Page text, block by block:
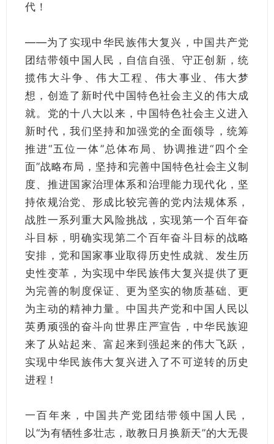
代！
——为了实现中华民族伟大复兴，中国共产党
团结带领中国人民，自信自强、守正创新，统
揽伟大斗争、伟大工程、伟大事业、伟大梦
想，创造了新时代中国特色社会主义的伟大成
就。党的十八大以来，中国特色社会主义进入
新时代，我们坚持和加强党的全面领导，统筹
推进“五位一体”总体布局、协调推进“四个全
面”战略布局，坚持和完善中国特色社会主义制
度、推进国家治理体系和治理能力现代化，坚
持依规治党、形成比较完善的党内法规体系，
战胜一系列重大风险挑战，实现第一个百年奋
斗目标，明确实现第二个百年奋斗目标的战略
安排，党和国家事业取得历史性成就、发生历
史性变革，为实现中华民族伟大复兴提供了更
为完善的制度保证、更为坚实的物质基础、更
为主动的精神力量。中国共产党和中国人民以
英勇顽强的奋斗向世界庄严宣告，中华民族迎
来了从站起来、富起来到强起来的伟大飞跃，
实现中华民族伟大复兴进入了不可逆转的历史
进程！
一百年来，中国共产党团结带领中国人民，
以“为有牺牲多壮志，敢教日月换新天”的大无畏